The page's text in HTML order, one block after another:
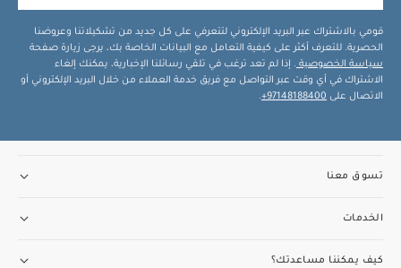
قومي بالاشتراك عبر البريد الإلكتروني لتتعرفي على كل جديد من تشكيلاتنا وعروضنا
الحصرية. للتعرف أكثر على كيفية التعامل مع البيانات الخاصة بك، يرجى زيارة صفحة
سياسة الخصوصية . إذا لم تعد ترغب في تلقي رسائلنا الإخبارية، يمكنك إلغاء
الاشتراك في أي وقت عبر التواصل مع فريق خدمة العملاء من خلال البريد الإلكتروني أو
الاتصال على 97148188400+
.
تسوق معنا
الخدمات
كيف يمكننا مساعدتك؟